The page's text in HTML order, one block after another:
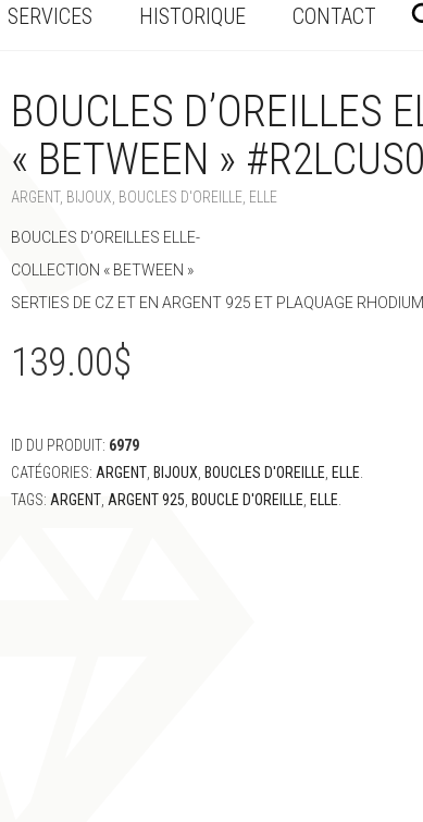
SERVICES HISTORIQUE CONTACT
BOUCLES D’OREILLES
« BETWEEN »
ARGENT, BIJOUX BOUCLES D'OREILLE ELLE
BOUCLES D’OREILLES ELLE-
COLLECTION « BETWEEN »
SERTIES DE CZ ET EN ARGENT 925 ET PLAQUAGE RHODIUM
139.00$
ID DU PRODUIT: 6979
CATÉGORIES: ARGENT BIJOUX BOUCLES D'OREILLE ELLE
TAGS: ARGENT ARGENT 925 BOUCLE D'OREILLE ELLE